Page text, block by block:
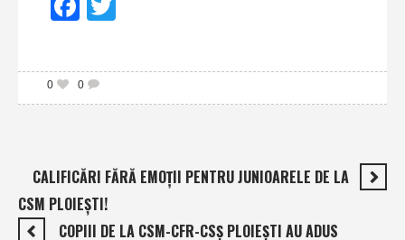
0
0
CALIFICĂRI FĂRĂ EMOŢII PENTRU JUNIOARELE DE LA
CSM PLOIEŞTI!
COPIII DE LA CSM-CFR-CSŞ PLOIEŞTI AU ADUS